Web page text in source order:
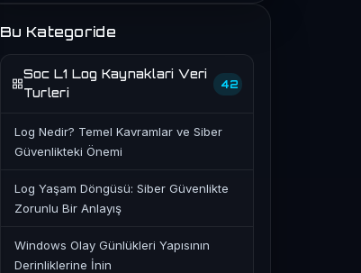
Bu Kategoride
Soc L1 Log Kaynaklari Veri
Turleri
42
Log Nedir? Temel Kavramlar ve Siber
Güvenlikteki Önemi
Log Yaşam Döngüsü: Siber Güvenlikte
Zorunlu Bir Anlayış
Windows Olay Günlükleri Yapısının
Derinliklerine İnin